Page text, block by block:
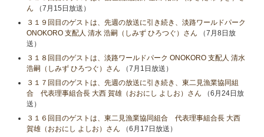
ん （7月15日放送）
３１９回目のゲストは、先週の放送に引き続き、淡路ワールドパーク
ONOKORO 支配人 清水 浩嗣（しみず ひろつぐ）さん （7月8日放
送）
３１８回目のゲストは、淡路ワールドパーク ONOKORO 支配人 清水
浩嗣（しみず ひろつぐ）さん （7月1日放送）
３１７回目のゲストは、先週の放送に引き続き、東二見漁業協同組
合 代表理事組合長 大西 賀雄（おおにし よしお）さん （6月24日放
送）
３１６回目のゲストは、東二見漁業協同組合 代表理事組合長 大西
賀雄（おおにし よしお）さん （6月17日放送）